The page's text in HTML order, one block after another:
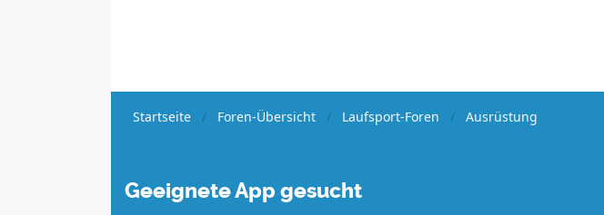
Startseite Foren-Übersicht Laufsport-Foren Ausrüstung
Geeignete App gesucht